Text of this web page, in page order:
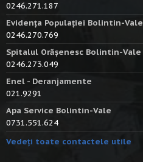
0246.271.187
Evidența Populației Bolintin-Vale
0246.270.769
Spitalul Orășenesc Bolintin-Vale
0246.273.049
Enel - Deranjamente
021.9291
Apa Service Bolintin-Vale
0731.551.624
Vedeți toate contactele utile